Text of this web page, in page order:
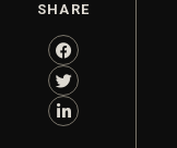
SHARE